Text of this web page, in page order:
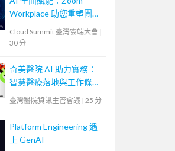
Workplace 助您重塑團隊
Cloud Summit 臺灣雲端大會 |
30 分
奇美醫院 AI 助力實務：
智慧醫療落地與工作條件
優化
臺灣醫院資訊主管會議 | 25 分
Platform Engineering 遇
上 GenAI